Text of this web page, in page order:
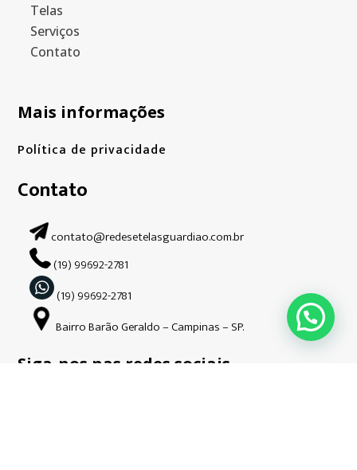
Telas
Serviços
Contato
Mais informações
Política de privacidade
Contato
contato@redesetelasguardiao.com.br
(19) 99692-2781
(19) 99692-2781
Bairro Barão Geraldo – Campinas – SP.
Siga-nos nas redes sociais